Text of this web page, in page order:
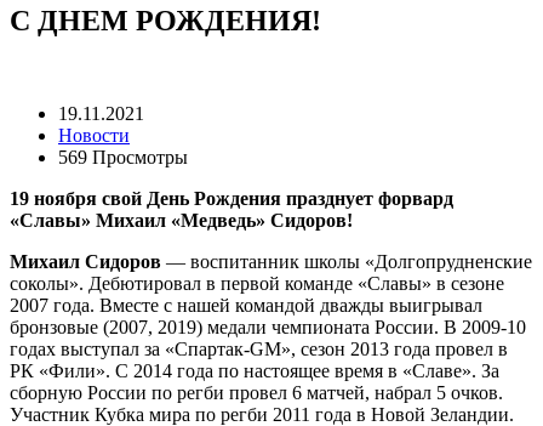
С ДНЕМ РОЖДЕНИЯ!
19.11.2021
Новости
569 Просмотры
19 ноября свой День Рождения празднует форвард
«Славы» Михаил «Медведь» Сидоров!
Михаил Сидоров — воспитанник школы «Долгопрудненские
соколы». Дебютировал в первой команде «Славы» в сезоне
2007 года. Вместе с нашей командой дважды выигрывал
бронзовые (2007, 2019) медали чемпионата России. В 2009-10
годах выступал за «Спартак-GM», сезон 2013 года провел в
РК «Фили». С 2014 года по настоящее время в «Славе». За
сборную России по регби провел 6 матчей, набрал 5 очков.
Участник Кубка мира по регби 2011 года в Новой Зеландии.